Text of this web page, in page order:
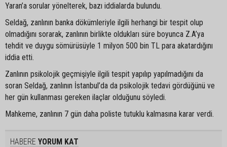
Yaran’a sorular yönelterek, bazı iddialarda bulundu.
Seldağ, zanlının banka dökümleriyle ilgili herhangi bir tespit olup
olmadığını sorarak, zanlının birlikte oldukları süre boyunca Z.A’ya
tehdit ve duygu sömürüsüyle 1 milyon 500 bin TL para akatardığını
iddia etti.
Zanlının psikolojik geçmişiyle ilgili tespit yapılıp yapılmadığını da
soran Seldağ, zanlının İstanbul’da da psikolojik tedavi gördüğünü ve
her gün kullanması gereken ilaçlar olduğunu söyledi.
Mahkeme, zanlının 7 gün daha poliste tutuklu kalmasına karar verdi.
HABERE YORUM KAT